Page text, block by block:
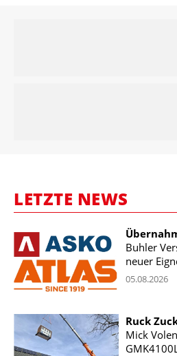
LETZTE NEWS
Buhler
neuer
05.08.2026
Ruck
Mick